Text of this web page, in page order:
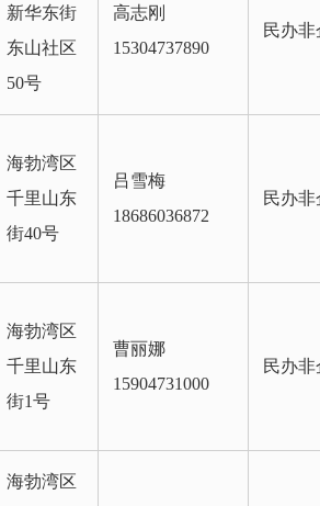
新华东街
东山社区
50号
高志刚
15304737890
民办非
海勃湾区
千里山东
街40号
吕雪梅
18686036872
民办非
海勃湾区
千里山东
街1号
曹丽娜
15904731000
民办非
海勃湾区